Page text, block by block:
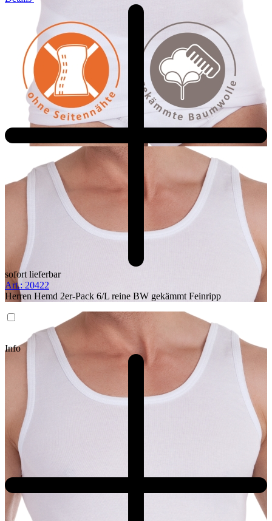
sofort lieferbar
Art.: 20422
Herren Hemd 2er-Pack 6/L reine BW gekämmt Feinripp
Info